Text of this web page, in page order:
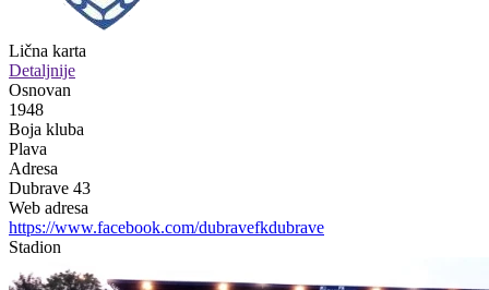
Lična karta
Detaljnije
Osnovan
1948
Boja kluba
Plava
Adresa
Dubrave 43
Web adresa
https://www.facebook.com/dubravefkdubrave
Stadion